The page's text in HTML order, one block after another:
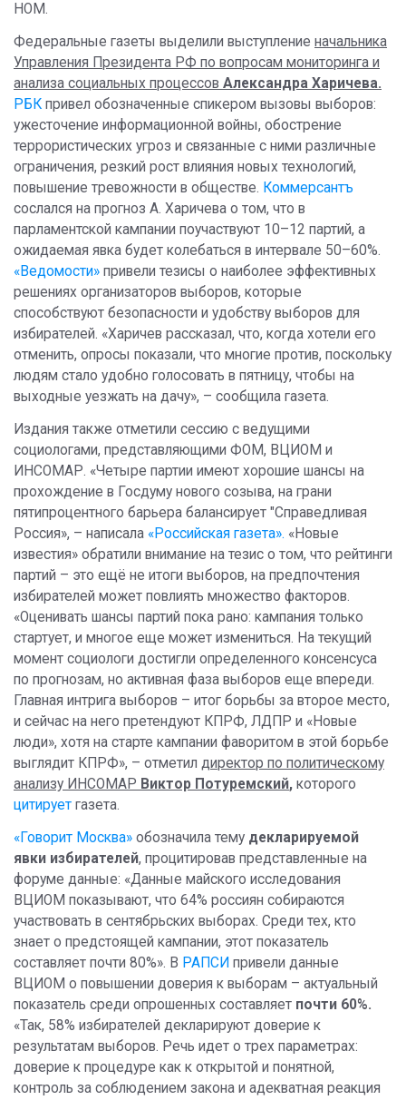
НОМ.
Федеральные газеты выделили выступление начальника
Управления Президента РФ по вопросам мониторинга и
анализа социальных процессов Александра Харичева.
РБК привел обозначенные спикером вызовы выборов:
ужесточение информационной войны, обострение
террористических угроз и связанные с ними различные
ограничения, резкий рост влияния новых технологий,
повышение тревожности в обществе. Коммерсантъ
сослался на прогноз А. Харичева о том, что в
парламентской кампании поучаствуют 10–12 партий, а
ожидаемая явка будет колебаться в интервале 50–60%.
«Ведомости» привели тезисы о наиболее эффективных
решениях организаторов выборов, которые
способствуют безопасности и удобству выборов для
избирателей. «Харичев рассказал, что, когда хотели его
отменить, опросы показали, что многие против, поскольку
людям стало удобно голосовать в пятницу, чтобы на
выходные уезжать на дачу», – сообщила газета.
Издания также отметили сессию с ведущими
социологами, представляющими ФОМ, ВЦИОМ и
ИНСОМАР. «Четыре партии имеют хорошие шансы на
прохождение в Госдуму нового созыва, на грани
пятипроцентного барьера балансирует "Справедливая
Россия», – написала «Российская газета». «Новые
известия» обратили внимание на тезис о том, что рейтинги
партий – это ещё не итоги выборов, на предпочтения
избирателей может повлиять множество факторов.
«Оценивать шансы партий пока рано: кампания только
стартует, и многое еще может измениться. На текущий
момент социологи достигли определенного консенсуса
по прогнозам, но активная фаза выборов еще впереди.
Главная интрига выборов – итог борьбы за второе место,
и сейчас на него претендуют КПРФ, ЛДПР и «Новые
люди», хотя на старте кампании фаворитом в этой борьбе
выглядит КПРФ», – отметил директор по политическому
анализу ИНСОМАР Виктор Потуремский, которого
цитирует газета.
«Говорит Москва» обозначила тему декларируемой
явки избирателей, процитировав представленные на
форуме данные: «Данные майского исследования
ВЦИОМ показывают, что 64% россиян собираются
участвовать в сентябрьских выборах. Среди тех, кто
знает о предстоящей кампании, этот показатель
составляет почти 80%». В РАПСИ привели данные
ВЦИОМ о повышении доверия к выборам – актуальный
показатель среди опрошенных составляет почти 60%.
«Так, 58% избирателей декларируют доверие к
результатам выборов. Речь идет о трех параметрах:
доверие к процедуре как к открытой и понятной,
контроль за соблюдением закона и адекватная реакция